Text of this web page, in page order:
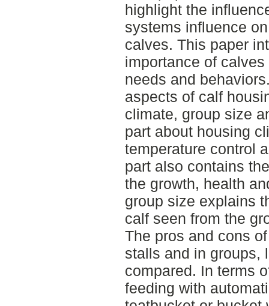
highlight the
systems influence
calves. This paper
importance of
needs and
aspects of calf
climate, group size
part about housing
temperature control
part also contains
the growth, health
group size explains
calf seen from the
The pros and cons
stalls and in groups,
compared. In terms
feeding with